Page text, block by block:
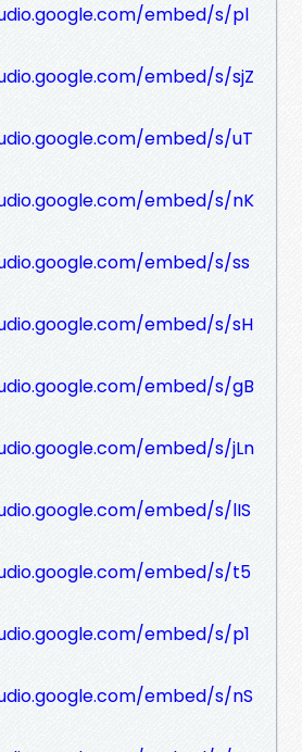
embed/s/pl
embed/s/sjZ
embed/s/uT
embed/s/nK
embed/s/ss
embed/s/sH
embed/s/gB
embed/s/jLn
embed/s/lIS
embed/s/t5
embed/s/p1
embed/s/nS